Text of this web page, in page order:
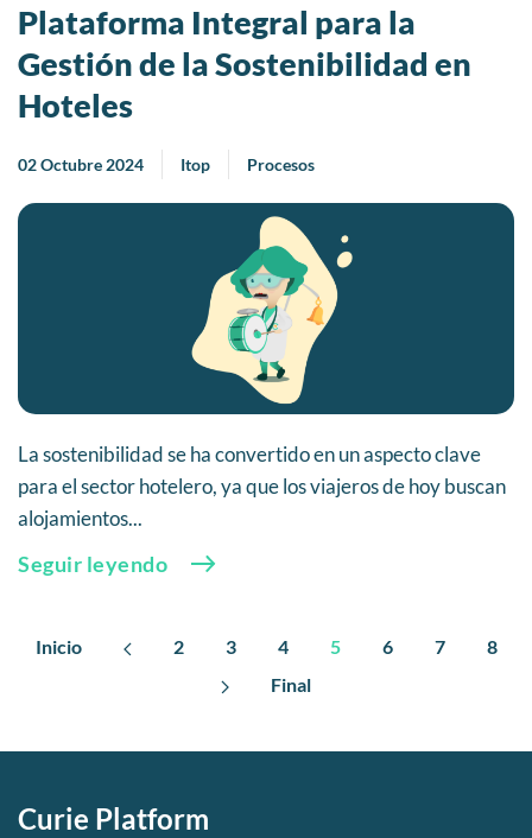
Plataforma Integral para la
Gestión de la Sostenibilidad en
Hoteles
02 Octubre 2024 Itop Procesos
La sostenibilidad se ha convertido en un aspecto clave
para el sector hotelero, ya que los viajeros de hoy buscan
alojamientos...
Seguir leyendo
Inicio 2 3 4 5 6 7
8
Final
Curie Platform